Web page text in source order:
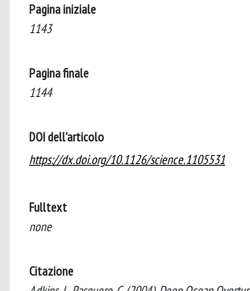
Pagina iniziale
1143
Pagina finale
1144
DOI dell'articolo
https://dx.doi.org/10.1126/science.1105531
Fulltext
none
Citazione